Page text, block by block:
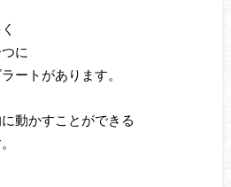
に
ートがあります。
動かすことができる